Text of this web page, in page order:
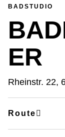
BADSTUDIO
ER
Rheinstr. 22,
Route